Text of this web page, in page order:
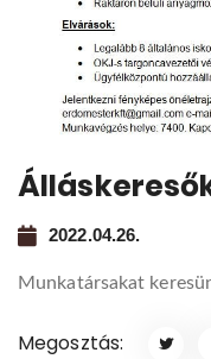
2022.04.26.
Munkatársakat
Megosztás: